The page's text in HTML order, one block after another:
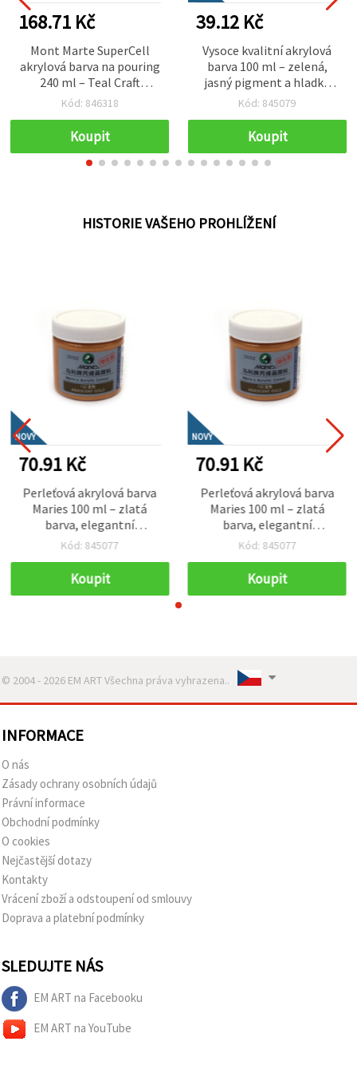
168.71 Kč
Mont Marte SuperCell
akrylová barva na pouring
240 ml – Teal Craft
(modrozelená)
Kód: 846318
Koupit
39.12 Kč
Vysoce kvalitní akrylová
barva 100 ml – zelená,
jasný pigment a hladká
textura pro umělce,
tvoření
Kód: 845079
Koupit
HISTORIE VAŠEHO PROHLÍŽENÍ
NOVÝ
70.91 Kč
Perleťová akrylová barva
Maries 100 ml – zlatá
barva, elegantní
metalický efekt pro
tvoření a DIY projekty
Kód: 845077
Koupit
NOVÝ
70.91 Kč
Perleťová akrylová barva
Maries 100 ml – zlatá
barva, elegantní
metalický efekt pro
tvoření a DIY projekty
Kód: 845077
Koupit
© 2004 - 2026 EM ART Všechna práva vyhrazena..
INFORMACE
O nás
Zásady ochrany osobních údajů
Právní informace
Obchodní podmínky
O cookies
Nejčastější dotazy
Kontakty
Vrácení zboží a odstoupení od smlouvy
Doprava a platební podmínky
SLEDUJTE NÁS
EM ART na Facebooku
EM ART na YouTube